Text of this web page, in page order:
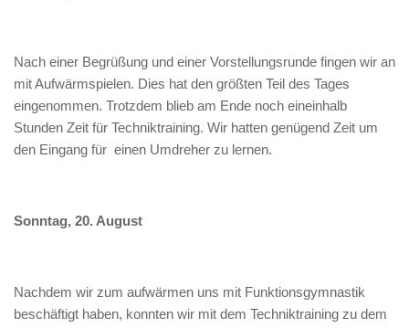
Nach einer Begrüßung und einer Vorstellungsrunde fingen wir an
mit Aufwärmspielen. Dies hat den größten Teil des Tages
eingenommen. Trotzdem blieb am Ende noch eineinhalb
Stunden Zeit für Techniktraining. Wir hatten genügend Zeit um
den Eingang für einen Umdreher zu lernen.
Sonntag, 20. August
Nachdem wir zum aufwärmen uns mit Funktionsgymnastik
beschäftigt haben, konnten wir mit dem Techniktraining zu dem